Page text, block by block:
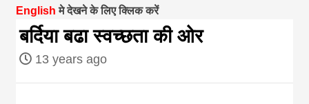
magazine of
Nepal brings
English मे देखने के लिए क्लिक करें
बर्दिया बढा स्वच्छता की ओर
13 years ago